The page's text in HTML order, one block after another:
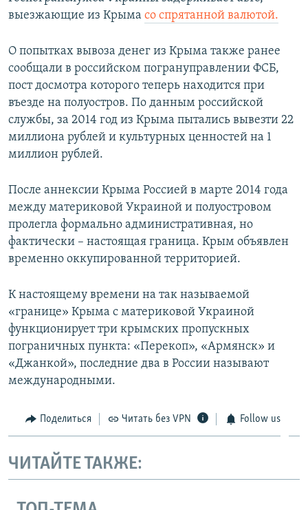
выезжающие из Крыма со спрятанной валютой.
О попытках вывоза денег из Крыма также ранее
сообщали в российском погрануправлении ФСБ,
пост досмотра которого теперь находится при
въезде на полуостров. По данным российской
службы, за 2014 год из Крыма пытались вывезти 22
миллиона рублей и культурных ценностей на 1
миллион рублей.
После аннексии Крыма Россией в марте 2014 года
между материковой Украиной и полуостровом
пролегла формально административная, но
фактически – настоящая граница. Крым объявлен
временно оккупированной территорией.
К настоящему времени на так называемой
«границе» Крыма с материковой Украиной
функционирует три крымских пропускных
пограничных пункта: «Перекоп», «Армянск» и
«Джанкой», последние два в России называют
международными.
Поделиться Читать без VPN Follow us
ЧИТАЙТЕ ТАКЖЕ: